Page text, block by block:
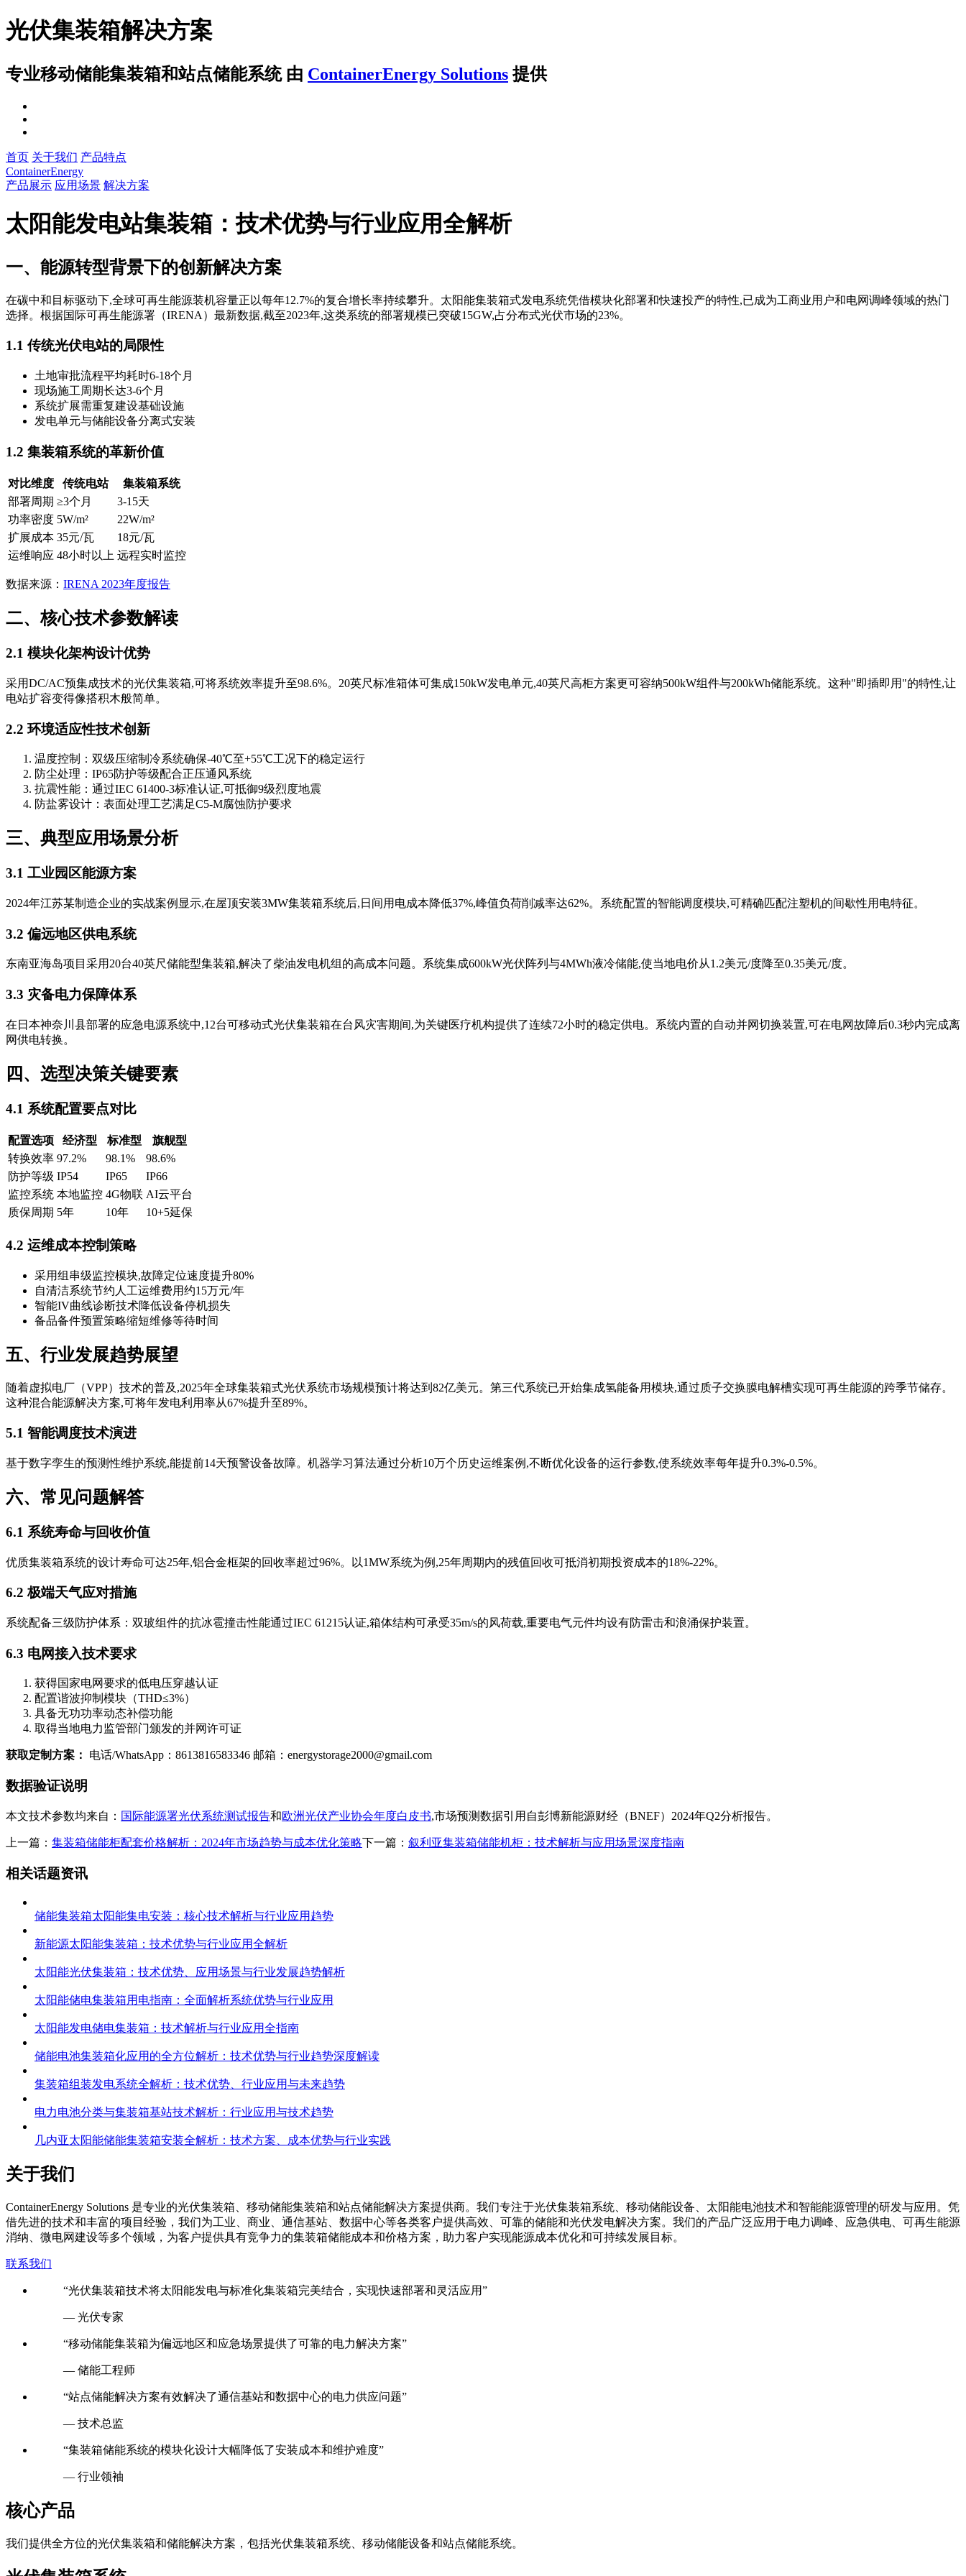
光伏集装箱解决方案
专业移动储能集装箱和站点储能系统 由 ContainerEnergy Solutions 提供
首页 关于我们 产品特点
ContainerEnergy
产品展示 应用场景 解决方案
太阳能发电站集装箱：技术优势与行业应用全解析
一、能源转型背景下的创新解决方案
在碳中和目标驱动下,全球可再生能源装机容量正以每年12.7%的复合增长率持续攀升。太阳能集装箱式发电系统凭借模块化部署和快速投产的特性,已成为工商业用户和电网调峰领域的热门
选择。根据国际可再生能源署（IRENA）最新数据,截至2023年,这类系统的部署规模已突破15GW,占分布式光伏市场的23%。
1.1 传统光伏电站的局限性
土地审批流程平均耗时6-18个月
现场施工周期长达3-6个月
系统扩展需重复建设基础设施
发电单元与储能设备分离式安装
1.2 集装箱系统的革新价值
对比维度 传统电站
集装箱系统
部署周期 ≥3个月
3-15天
功率密度 5W/m²
22W/m²
扩展成本 35元/瓦
18元/瓦
运维响应 48小时以上 远程实时监控
数据来源： IRENA 2023年度报告
二、核心技术参数解读
2.1 模块化架构设计优势
采用DC/AC预集成技术的光伏集装箱,可将系统效率提升至98.6%。20英尺标准箱体可集成150kW发电单元,40英尺高柜方案更可容纳500kW组件与200kWh储能系统。这种"即插即用"的特性,让
电站扩容变得像搭积木般简单。
2.2 环境适应性技术创新
温度控制：双级压缩制冷系统确保-40℃至+55℃工况下的稳定运行
防尘处理：IP65防护等级配合正压通风系统
抗震性能：通过IEC 61400-3标准认证,可抵御9级烈度地震
防盐雾设计：表面处理工艺满足C5-M腐蚀防护要求
三、典型应用场景分析
3.1 工业园区能源方案
2024年江苏某制造企业的实战案例显示,在屋顶安装3MW集装箱系统后,日间用电成本降低37%,峰值负荷削减率达62%。系统配置的智能调度模块,可精确匹配注塑机的间歇性用电特征。
3.2 偏远地区供电系统
东南亚海岛项目采用20台40英尺储能型集装箱,解决了柴油发电机组的高成本问题。系统集成600kW光伏阵列与4MWh液冷储能,使当地电价从1.2美元/度降至0.35美元/度。
3.3 灾备电力保障体系
在日本神奈川县部署的应急电源系统中,12台可移动式光伏集装箱在台风灾害期间,为关键医疗机构提供了连续72小时的稳定供电。系统内置的自动并网切换装置,可在电网故障后0.3秒内完成离
网供电转换。
四、选型决策关键要素
4.1 系统配置要点对比
配置选项 经济型 标准型
旗舰型
转换效率 97.2% 98.1%
98.6%
防护等级 IP54 IP65
IP66
监控系统 本地监控 4G物联 AI云平台
质保周期 5年 10年 10+5延保
4.2 运维成本控制策略
采用组串级监控模块,故障定位速度提升80%
自清洁系统节约人工运维费用约15万元/年
智能IV曲线诊断技术降低设备停机损失
备品备件预置策略缩短维修等待时间
五、行业发展趋势展望
随着虚拟电厂（VPP）技术的普及,2025年全球集装箱式光伏系统市场规模预计将达到82亿美元。第三代系统已开始集成氢能备用模块,通过质子交换膜电解槽实现可再生能源的跨季节储存。
这种混合能源解决方案,可将年发电利用率从67%提升至89%。
5.1 智能调度技术演进
基于数字孪生的预测性维护系统,能提前14天预警设备故障。机器学习算法通过分析10万个历史运维案例,不断优化设备的运行参数,使系统效率每年提升0.3%-0.5%。
六、常见问题解答
6.1 系统寿命与回收价值
优质集装箱系统的设计寿命可达25年,铝合金框架的回收率超过96%。以1MW系统为例,25年周期内的残值回收可抵消初期投资成本的18%-22%。
6.2 极端天气应对措施
系统配备三级防护体系：双玻组件的抗冰雹撞击性能通过IEC 61215认证,箱体结构可承受35m/s的风荷载,重要电气元件均设有防雷击和浪涌保护装置。
6.3 电网接入技术要求
获得国家电网要求的低电压穿越认证
配置谐波抑制模块（THD≤3%）
具备无功功率动态补偿功能
取得当地电力监管部门颁发的并网许可证
获取定制方案： 电话/WhatsApp：8613816583346 邮箱： energystorage2000@gmail.com
数据验证说明
本文技术参数均来自： 国际能源署光伏系统测试报告和欧洲光伏产业协会年度白皮书,市场预测数据引用自彭博新能源财经（BNEF）2024年Q2分析报告。
上一篇： 集装箱储能柜配套价格解析：2024年市场趋势与成本优化策略下一篇： 叙利亚集装箱储能机柜：技术解析与应用场景深度指南
相关话题资讯
储能集装箱太阳能集电安装：核心技术解析与行业应用趋势
新能源太阳能集装箱：技术优势与行业应用全解析
太阳能光伏集装箱：技术优势、应用场景与行业发展趋势解析
太阳能储电集装箱用电指南：全面解析系统优势与行业应用
太阳能发电储电集装箱：技术解析与行业应用全指南
储能电池集装箱化应用的全方位解析：技术优势与行业趋势深度解读
集装箱组装发电系统全解析：技术优势、行业应用与未来趋势
电力电池分类与集装箱基站技术解析：行业应用与技术趋势
几内亚太阳能储能集装箱安装全解析：技术方案、成本优势与行业实践
关于我们
ContainerEnergy Solutions 是专业的光伏集装箱、移动储能集装箱和站点储能解决方案提供商。我们专注于光伏集装箱系统、移动储能设备、太阳能电池技术和智能能源管理的研发与应用。凭
借先进的技术和丰富的项目经验，我们为工业、商业、通信基站、数据中心等各类客户提供高效、可靠的储能和光伏发电解决方案。我们的产品广泛应用于电力调峰、应急供电、可再生能源
消纳、微电网建设等多个领域，为客户提供具有竞争力的集装箱储能成本和价格方案，助力客户实现能源成本优化和可持续发展目标。
联系我们
“光伏集装箱技术将太阳能发电与标准化集装箱完美结合，实现快速部署和灵活应用”
— 光伏专家
“移动储能集装箱为偏远地区和应急场景提供了可靠的电力解决方案”
— 储能工程师
“站点储能解决方案有效解决了通信基站和数据中心的电力供应问题”
— 技术总监
“集装箱储能系统的模块化设计大幅降低了安装成本和维护难度”
— 行业领袖
核心产品
我们提供全方位的光伏集装箱和储能解决方案，包括光伏集装箱系统、移动储能设备和站点储能系统。